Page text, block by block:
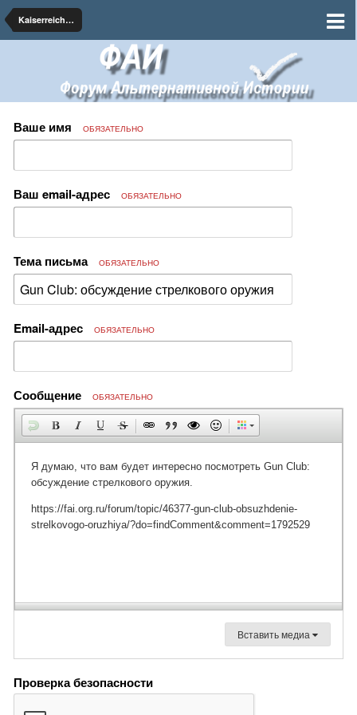
Kaiserreich: Мир победившего империализма
Ваше имя ОБЯЗАТЕЛЬНО
Ваш email-адрес ОБЯЗАТЕЛЬНО
Тема письма ОБЯЗАТЕЛЬНО
Email-адрес ОБЯЗАТЕЛЬНО
Сообщение ОБЯЗАТЕЛЬНО
Вставить медиа
Проверка безопасности